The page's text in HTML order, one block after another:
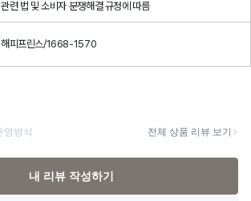
관련 법 및 소비자 분쟁해결 규정에 따름
해피프린스/1668-1570